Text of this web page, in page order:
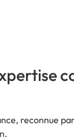
reconnue